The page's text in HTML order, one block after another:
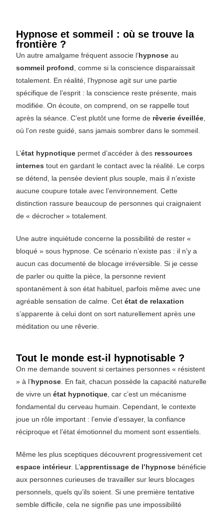
Hypnose et sommeil : où se trouve la
frontière ?
Un autre amalgame fréquent associe l’hypnose au
sommeil profond , comme si la conscience disparaissait
totalement. En réalité, l’hypnose agit sur une partie
spécifique de l’esprit : la conscience reste présente, mais
modifiée. On écoute, on comprend, on se rappelle tout
après la séance. C’est plutôt une forme de rêverie éveillée
où l’on reste guidé, sans jamais sombrer dans le sommeil.
L’état hypnotique permet d’accéder à des ressources
internes tout en gardant le contact avec la réalité. Le corps
se détend, la pensée devient plus souple, mais il n’existe
aucune coupure totale avec l’environnement. Cette
distinction rassure beaucoup de personnes qui craignaient
de « décrocher » totalement.
Une autre inquiétude concerne la possibilité de rester «
bloqué » sous hypnose. Ce scénario n’existe pas : il n’y a
aucun cas documenté de blocage irréversible. Si je cesse
de parler ou quitte la pièce, la personne revient
spontanément à son état habituel, parfois même avec une
agréable sensation de calme. Cetétat de relaxation
s’apparente à celui dont on sort naturellement après une
méditation ou une rêverie.
Tout le monde est-il hypnotisable ?
On me demande souvent si certaines personnes « résistent
» à l’hypnose . En fait, chacun possède la capacité naturelle
de vivre unétat hypnotique , car c’est un mécanisme
fondamental du cerveau humain. Cependant, le contexte
joue un rôle important : l’envie d’essayer, la confiance
réciproque et l’état émotionnel du moment sont essentiels.
Même les plus sceptiques découvrent progressivement cet
espace intérieur. L’apprentissage de l’hypnose bénéficie
aux personnes curieuses de travailler sur leurs blocages
personnels, quels qu’ils soient. Si une première tentative
semble difficile, cela ne signifie pas une impossibilité